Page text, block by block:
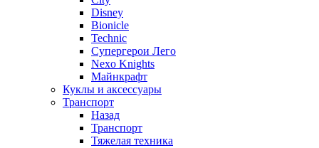
Disney
Bionicle
Technic
Супергерои Лего
Nexo Knights
Майнкрафт
Куклы и аксессуары
Транспорт
Назад
Транспорт
Тяжелая техника